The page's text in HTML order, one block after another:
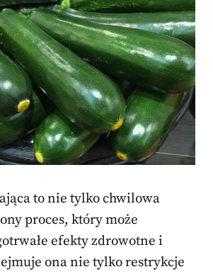
to nie tylko chwilowa
proces, który może
efekty zdrowotne i
ona nie tylko restrykcje